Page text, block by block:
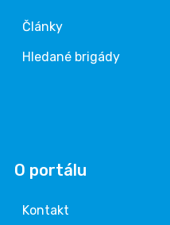
Články
Hledané brigády
O portálu
Kontakt